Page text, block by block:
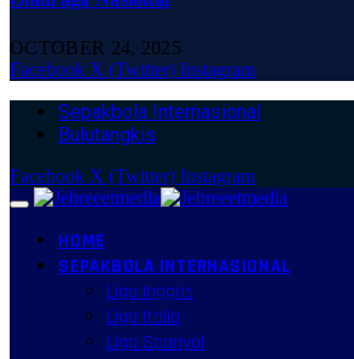
OCTOBER 24, 2025
Facebook X (Twitter) Instagram
Sepakbola Internasional
Bulutangkis
Facebook X (Twitter) Instagram
HOME
SEPAKBOLA INTERNASIONAL
Liga Inggris
Liga Italia
Liga Spanyol